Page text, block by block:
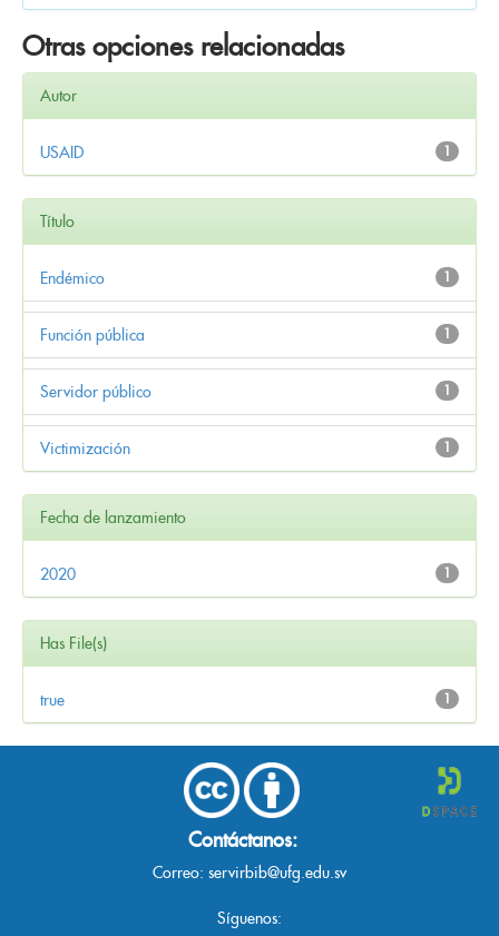
Otras opciones relacionadas
Autor
1
USAID
Título
1
Endémico
1
Función pública
1
Servidor público
1
Victimización
Fecha de lanzamiento
1
2020
Has File(s)
1
true
Contáctanos:
Correo: servirbib@ufg.edu.sv
Síguenos: